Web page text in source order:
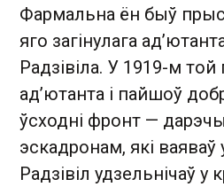
Фармальна ён быў
яго загінулага
Радзівіла. У 1919-м той
ад’ютанта і пайшоў
ўсходні фронт —
эскадронам, які ваяваў
Радзівіл удзельнічаў у